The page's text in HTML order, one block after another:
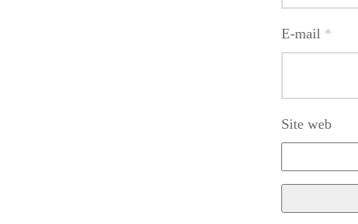
E-mail *
Site web